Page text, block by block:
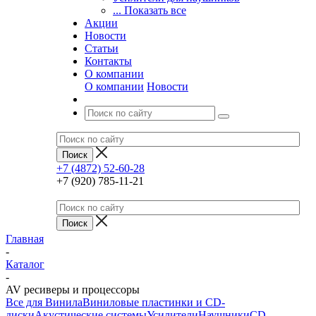
... Показать все
Акции
Новости
Статьи
Контакты
О компании
О компании Новости
+7 (4872) 52-60-28
+7 (920) 785-11-21
Главная
-
Каталог
-
AV ресиверы и процессоры
Все для ВинилаВиниловые пластинки и CD-